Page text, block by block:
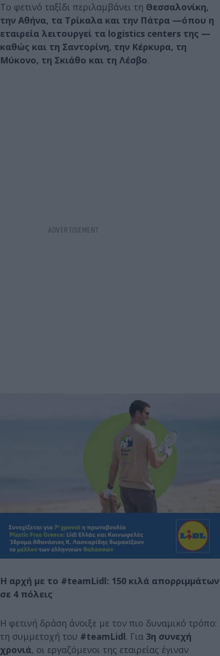
Το φετινό ταξίδι περιλαμβάνει τη Θεσσαλονίκη,
την Αθήνα, τα Τρίκαλα και την Πάτρα —όπου η
εταιρεία λειτουργεί τα logistics centers της —
καθώς και τη Σαντορίνη, την Κέρκυρα, τη
Μύκονο, τη Σκιάθο και τη Λέσβο.
Η αρχή με το #teamLidl: 150 κιλά απορριμμάτων
σε 4 πόλεις
Η φετινή δράση άνοιξε με τον πιο δυναμικό τρόπο:
τη συμμετοχή του #teamLidl. Για 3η συνεχή
χρονιά, οι εργαζόμενοι της εταιρείας έγιναν